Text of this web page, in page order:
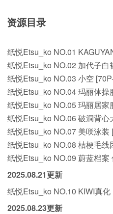
资源目录
纸悦Etsu_ko NO.01
纸悦Etsu_ko NO.02 加代子白
纸悦Etsu_ko NO.03 小空
纸悦Etsu_ko NO.04 玛丽体操
纸悦Etsu_ko NO.05 玛丽居家
纸悦Etsu_ko NO.06 破洞背心
纸悦Etsu_ko NO.07 美咲泳装
纸悦Etsu_ko NO.08 桔梗毛线
纸悦Etsu_ko NO.09 蔚蓝档案
2025.08.21更新
纸悦Etsu_ko NO.10 KIWI真
2025.08.23更新